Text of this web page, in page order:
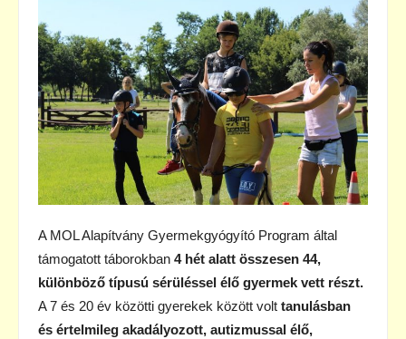
A MOL Alapítvány Gyermekgyógyító Program által
támogatott táborokban 4 hét alatt összesen 44,
különböző típusú sérüléssel élő gyermek vett részt.
A 7 és 20 év közötti gyerekek között volt tanulásban
és értelmileg akadályozott, autizmussal élő,